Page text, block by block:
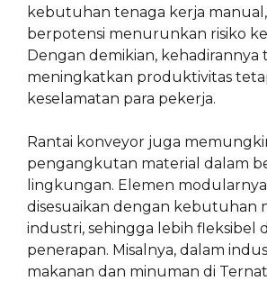
kebutuhan tenaga kerja
berpotensi menurunkan risiko
Dengan demikian, kehadirannya
meningkatkan produktivitas
keselamatan para pekerja.
Rantai konveyor juga
pengangkutan material dalam
lingkungan. Elemen
disesuaikan dengan kebutuhan
industri, sehingga lebih fleksibel
penerapan. Misalnya, dalam
makanan dan minuman di